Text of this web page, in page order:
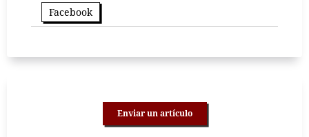
Facebook
Enviar un artículo